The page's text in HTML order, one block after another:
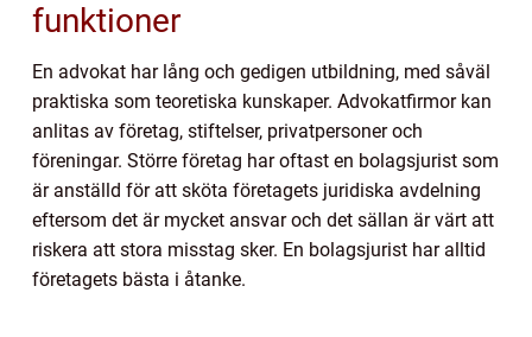
funktioner
En advokat har lång och gedigen utbildning, med såväl
praktiska som teoretiska kunskaper. Advokatfirmor kan
anlitas av företag, stiftelser, privatpersoner och
föreningar. Större företag har oftast en bolagsjurist som
är anställd för att sköta företagets juridiska avdelning
eftersom det är mycket ansvar och det sällan är värt att
riskera att stora misstag sker. En bolagsjurist har alltid
företagets bästa i åtanke.